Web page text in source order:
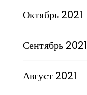
Октябрь 2021
Сентябрь 2021
Август 2021